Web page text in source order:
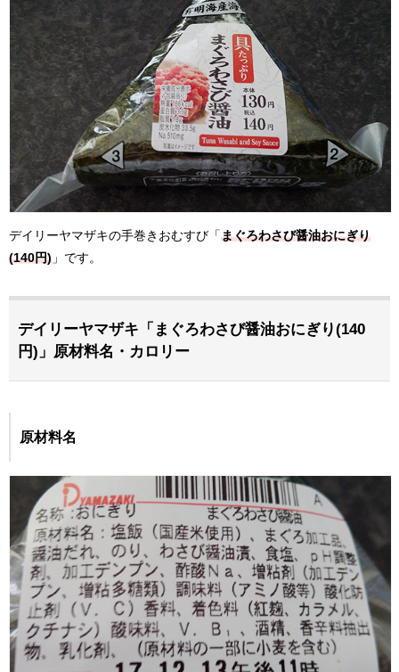
デイリーヤマザキの手巻きおむすび「まぐろわさび醤油おにぎり
(140円) 」です。
デイリーヤマザキ「まぐろわさび醤油おにぎり(140
円)」原材料名・カロリー
原材料名